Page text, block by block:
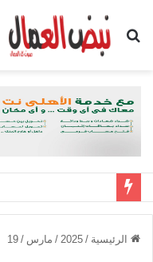
بحث
الرئيسية /
2025
/ مارس /
19